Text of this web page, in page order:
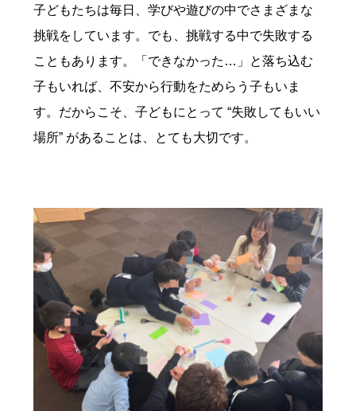
子どもたちは毎日、学びや遊びの中でさまざまな
挑戦をしています。でも、挑戦する中で失敗する
こともあります。「できなかった…」と落ち込む
子もいれば、不安から行動をためらう子もいま
す。だからこそ、子どもにとって “失敗してもいい
場所” があることは、とても大切です。